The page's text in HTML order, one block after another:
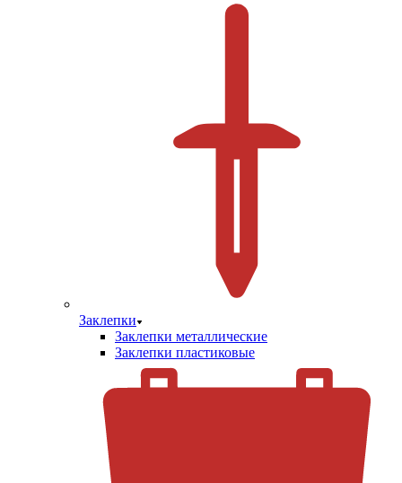
Заклепки
Заклепки металлические
Заклепки пластиковые